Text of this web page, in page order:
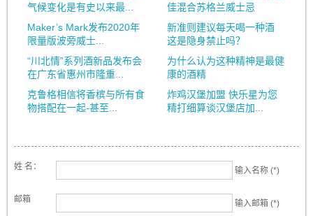
气候变化是有史以来最...
佳混合苏格兰威士忌
Maker’s Mark发布2020年
限量版波旁威士...
新准则建议每天喝一种酒
这是隐身禁止吗？
“川北情”系列酒新品发布会
在广东省惠州市隆重...
为什么认为这种精神是最健
康的酒精
克鲁格相信将香槟与所有食
物搭配在一起-甚至...
炸鸡汉堡加盟 快乐星为您
精打细算谈汉堡店加...
姓 名： 输入名称 (*)
邮箱 输入邮箱 (*)